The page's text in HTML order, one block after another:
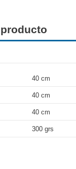
40 cm
40 cm
40 cm
300 grs